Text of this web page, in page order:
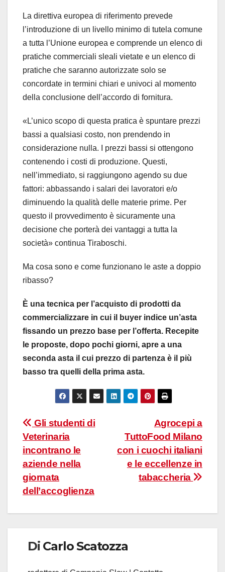
La direttiva europea di riferimento prevede
l’introduzione di un livello minimo di tutela comune
a tutta l’Unione europea e comprende un elenco di
pratiche commerciali sleali vietate e un elenco di
pratiche che saranno autorizzate solo se
concordate in termini chiari e univoci al momento
della conclusione dell’accordo di fornitura.
«L’unico scopo di questa pratica è spuntare prezzi
bassi a qualsiasi costo, non prendendo in
considerazione nulla. I prezzi bassi si ottengono
contenendo i costi di produzione. Questi,
nell’immediato, si raggiungono agendo su due
fattori: abbassando i salari dei lavoratori e/o
diminuendo la qualità delle materie prime. Per
questo il provvedimento è sicuramente una
decisione che porterà dei vantaggi a tutta la
società» continua Tiraboschi.
Ma cosa sono e come funzionano le aste a doppio
ribasso?
È una tecnica per l’acquisto di prodotti da
commercializzare in cui il buyer indice un’asta
fissando un prezzo base per l’offerta. Recepite
le proposte, dopo pochi giorni, apre a una
seconda asta il cui prezzo di partenza è il più
basso tra quelli della prima asta.
Navigazione
articoli
Agrocepi a
TuttoFood Milano
con i cuochi italiani
e le eccellenze in
tabaccheria
Gli studenti di
Veterinaria
incontrano le
aziende nella
giornata
dell’accoglienza
Di Carlo Scatozza